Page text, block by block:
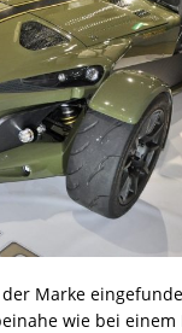
Marke
wie bei